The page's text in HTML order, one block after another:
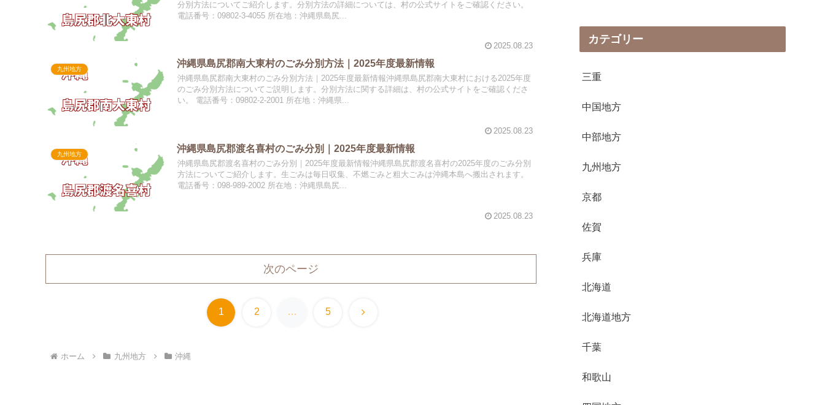
分別方法についてご紹介します。分別方法の詳細については、村の公式サイトをご確認ください。
電話番号：09802-3-4055 所在地：沖縄県島尻...
2025.08.23
九州地方
沖縄県島尻郡南大東村のごみ分別方法｜2025年度最新情報
沖縄県島尻郡南大東村のごみ分別方法｜2025年度最新情報沖縄県島尻郡南大東村における2025年度
のごみ分別方法についてご説明します。分別方法に関する詳細は、村の公式サイトをご確認くださ
い。 電話番号：09802-2-2001 所在地：沖縄県...
2025.08.23
九州地方
沖縄県島尻郡渡名喜村のごみ分別｜2025年度最新情報
沖縄県島尻郡渡名喜村のごみ分別｜2025年度最新情報沖縄県島尻郡渡名喜村の2025年度のごみ分別
方法についてご紹介します。生ごみは毎日収集、不燃ごみと粗大ごみは沖縄本島へ搬出されます。
電話番号：098-989-2002 所在地：沖縄県島尻...
2025.08.23
次のページ
1 2 … 5 次
ホーム 九州地方 沖縄
カテゴリー
三重
中国地方
中部地方
九州地方
京都
佐賀
兵庫
北海道
北海道地方
千葉
和歌山